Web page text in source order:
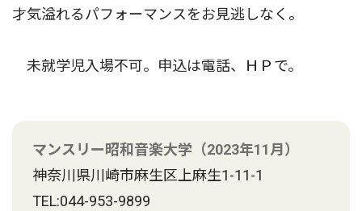
才気溢れるパフォーマンスをお見逃しなく。
未就学児入場不可。申込は電話、ＨＰで。
マンスリー昭和音楽大学（2023年11月）
神奈川県川崎市麻生区上麻生1-11-1
TEL:044-953-9899